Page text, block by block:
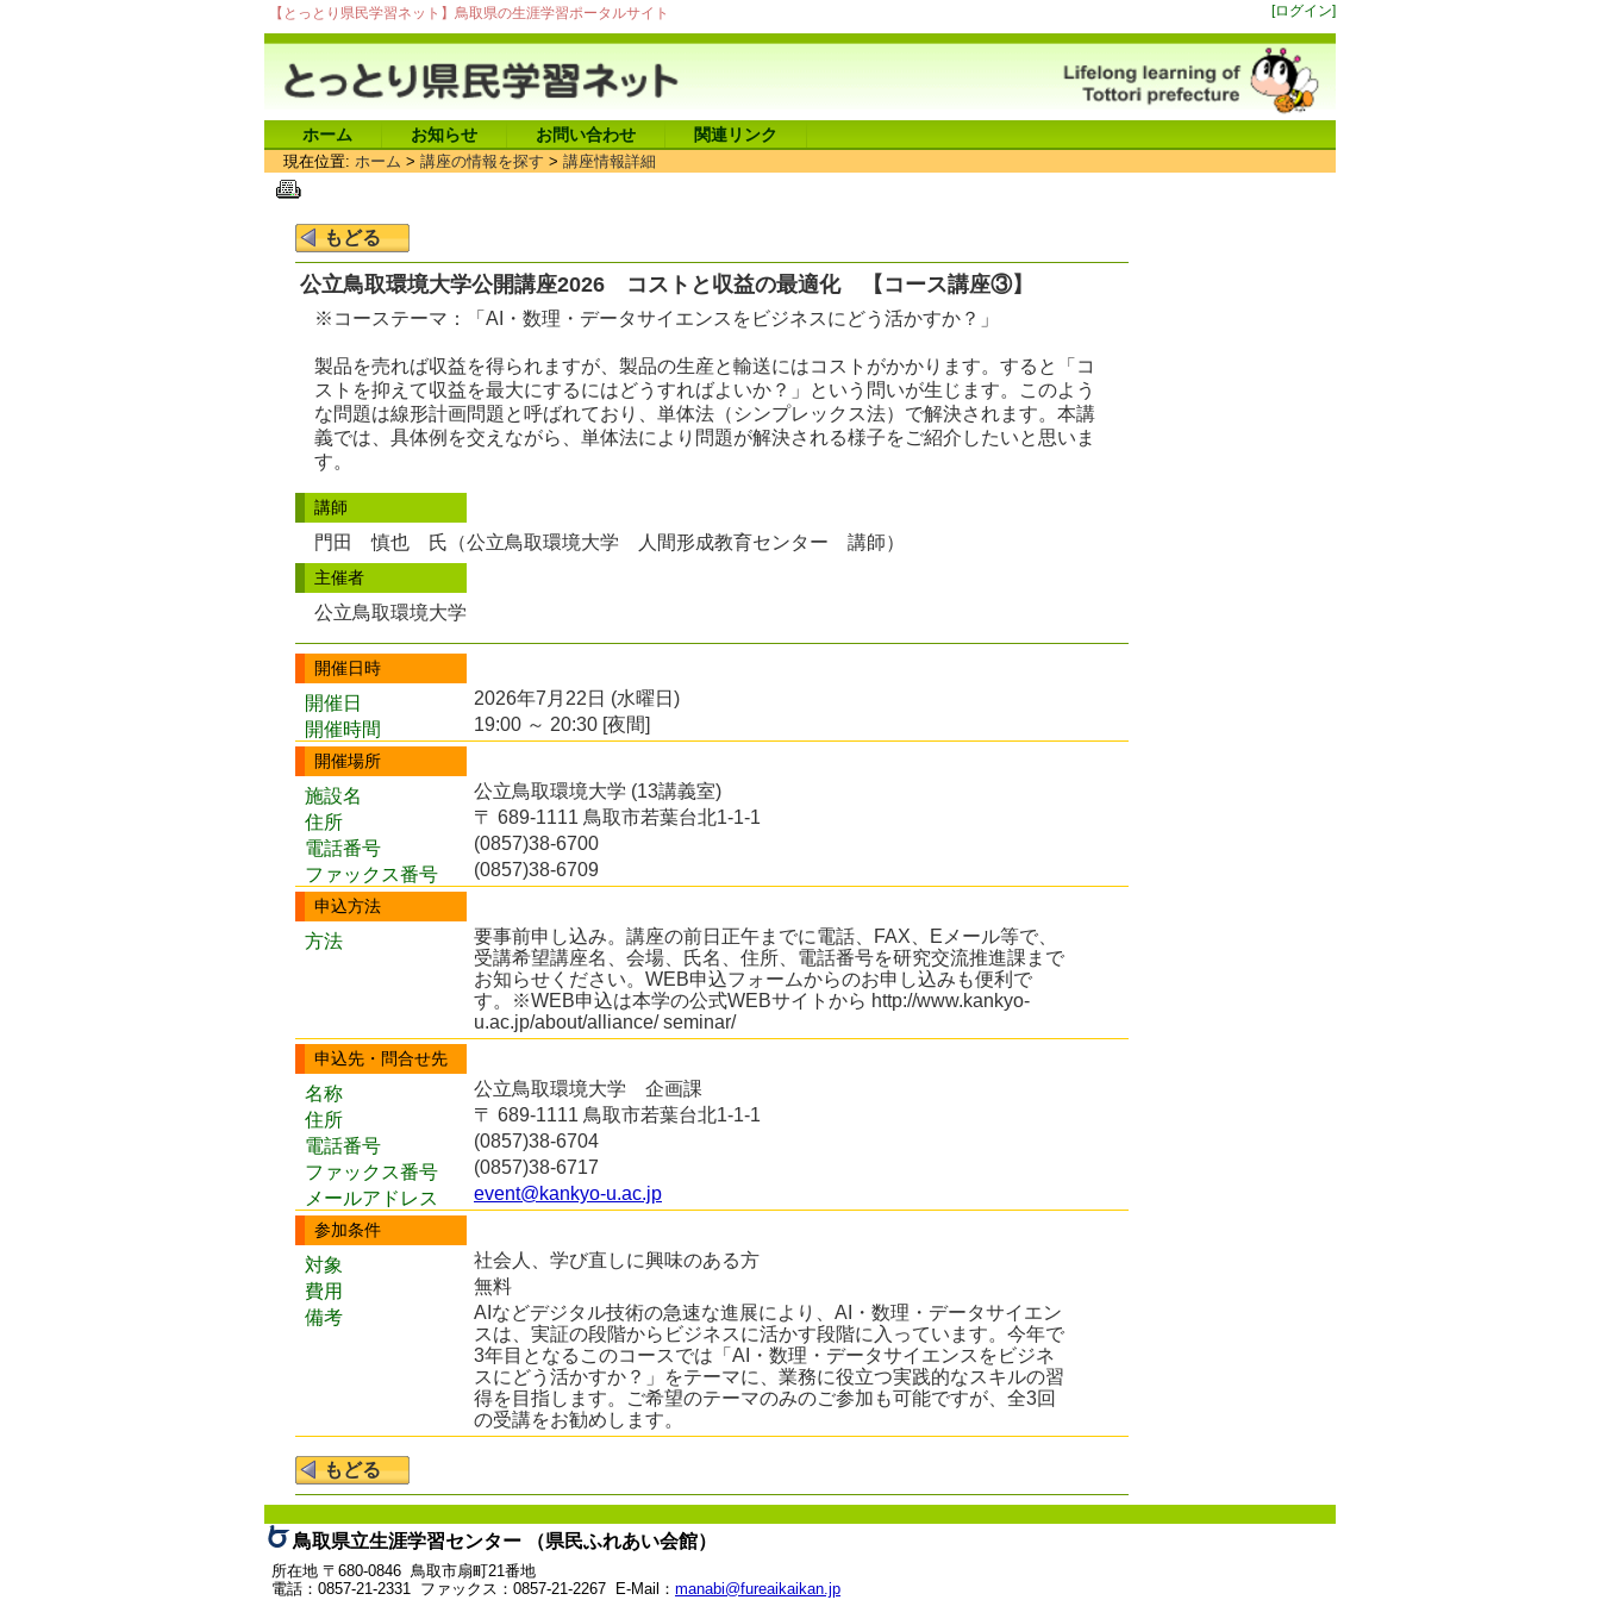
【とっとり県民学習ネット】鳥取県の生涯学習ポータルサイト [ログイン]
ホーム お知らせ お問い合わせ 関連リンク
現在位置: ホーム > 講座の情報を探す > 講座情報詳細
公立鳥取環境大学公開講座2026 コストと収益の最適化 【コース講座③】
※コーステーマ：「AI・数理・データサイエンスをビジネスにどう活かすか？」
製品を売れば収益を得られますが、製品の生産と輸送にはコストがかかります。すると「コ
ストを抑えて収益を最大にするにはどうすればよいか？」という問いが生じます。このよう
な問題は線形計画問題と呼ばれており、単体法（シンプレックス法）で解決されます。本講
義では、具体例を交えながら、単体法により問題が解決される様子をご紹介したいと思いま
す。
講師
門田 慎也 氏（公立鳥取環境大学 人間形成教育センター 講師）
主催者
公立鳥取環境大学
開催日時
開催日
2026年7月22日 (水曜日)
開催時間
19:00 ～ 20:30 [夜間]
開催場所
施設名
公立鳥取環境大学 (13講義室)
住所
〒 689-1111 鳥取市若葉台北1-1-1
電話番号
(0857)38-6700
ファックス番号
(0857)38-6709
申込方法
方法
要事前申し込み。講座の前日正午までに電話、FAX、Eメール等で、
受講希望講座名、会場、氏名、住所、電話番号を研究交流推進課まで
お知らせください。WEB申込フォームからのお申し込みも便利で
す。※WEB申込は本学の公式WEBサイトから http://www.kankyo-
u.ac.jp/about/alliance/ seminar/
申込先・問合せ先
名称
公立鳥取環境大学 企画課
住所
〒 689-1111 鳥取市若葉台北1‐1‐1
電話番号
(0857)38-6704
ファックス番号
(0857)38-6717
メールアドレス
event@kankyo-u.ac.jp
参加条件
対象
社会人、学び直しに興味のある方
費用
無料
備考
AIなどデジタル技術の急速な進展により、AI・数理・データサイエン
スは、実証の段階からビジネスに活かす段階に入っています。今年で
3年目となるこのコースでは「AI・数理・データサイエンスをビジネ
スにどう活かすか？」をテーマに、業務に役立つ実践的なスキルの習
得を目指します。ご希望のテーマのみのご参加も可能ですが、全3回
の受講をお勧めします。
鳥取県立生涯学習センター （県民ふれあい会館）
所在地 〒680-0846 鳥取市扇町21番地
電話：0857-21-2331 ファックス：0857-21-2267 E-Mail： manabi@fureaikaikan.jp